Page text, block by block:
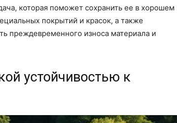
которая поможет сохранить ее в хорошем
покрытий и красок, а также
преждевременного износа материала и
устойчивостью к